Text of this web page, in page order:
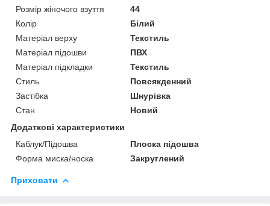
Розмір жіночого взуття
44
Колір
Білий
Матеріал верху
Текстиль
Матеріал підошви
ПВХ
Матеріал підкладки
Текстиль
Стиль
Повсякденний
Застібка
Шнурівка
Стан
Новий
Додаткові характеристики
Каблук/Підошва
Плоска підошва
Форма миска/носка
Закруглений
Приховати